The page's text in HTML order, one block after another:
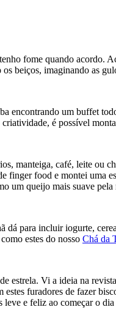
fome quando
beiços, imaginando as
encontrando um buffet
é possível
manteiga, café, leite ou
finger food e montei uma
um queijo mais suave
dá para incluir iogurte,
estes do nosso Chá da
estrela. Vi a ideia na revista
estes furadores de fazer
e feliz ao começar o